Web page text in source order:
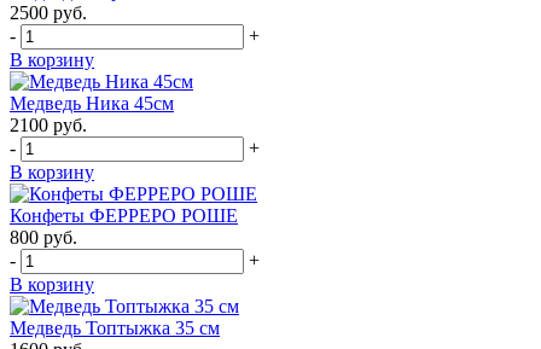
2500 руб.
-
+
В корзину
Медведь Ника 45см
2100 руб.
-
+
В корзину
Конфеты ФЕРРЕРО РОШЕ
800 руб.
-
+
В корзину
Медведь Топтыжка 35 см